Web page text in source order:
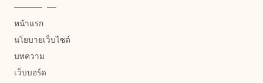
หน้าแรก
นโยบายเว็บไซต์
บทความ
เว็บบอร์ด